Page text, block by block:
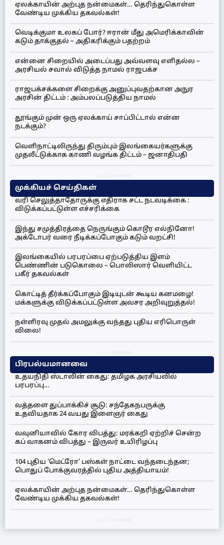
ஏலக்காயின் அற்புத நன்மைகள்… தெரிந்துகொள்ள
வேண்டிய முக்கிய தகவல்கள்!
வெடிக்குமா உலகப் போர்? ஈரான் மீது அமெரிக்காவின்
கடும் தாக்குதல் – அதிகரிக்கும் பதற்றம்
என்னை சிறையில் அடைப்பது அவ்வளவு எளிதல்ல –
அரசியல் சவால் விடுத்த நாமல் ராஜபக்ச
ராஜபக்சக்களை சிறைக்கு அனுப்புவதற்கான அநுர
அரசின் திட்டம் : அம்பலப்படுத்திய நாமல்
தூங்கும் முன் ஒரு ஏலக்காய் சாப்பிட்டால் என்ன
நடக்கும்?
வெளிநாட்டிலிருந்து திரும்பும் இலங்கையர்களுக்கு
முதலீட்டுக்காக காணி வழங்க திட்டம் – ஜனாதிபதி
முக்கியச் செய்திகள்
வரி செலுத்தாதோருக்கு எதிராக சட்ட நடவடிக்கை :
விடுக்கப்பட்டுள்ள எச்சரிக்கை
இந்து சமுத்திரத்தை நெருங்கும் கொடூர எல்நினோ!
அக்டோபர் வரை நீடிக்கப்போகும் கடும் வறட்சி!
இலங்கையில் பரபரப்பை ஏற்படுத்திய இளம்
பெண்ணின் படுகொலை – பொலிஸார் வெளியிட்ட
பகீர் தகவல்கள்
கொட்டித் தீர்க்கப்போகும் இடியுடன் கூடிய கனமழை!
மக்களுக்கு விடுக்கப்பட்டுள்ள அவசர அறிவுறுத்தல்!
நள்ளிரவு முதல் அமலுக்கு வந்தது புதிய எரிபொருள்
விலை!
பிரபல்யமானவை
உதயநிதி ஸ்டாலின் கைது: தமிழக அரசியலில்
பரபரப்பு…
வத்தளை துப்பாக்கிச் சூடு: சந்தேகநபருக்கு
உதவியதாக 24 வயது இளைஞர் கைது
வவுனியாவில் கோர விபத்து: மரக்கறி ஏற்றிச் சென்ற
கப் வாகனம் விபத்து – இருவர் உயிரிழப்பு
104 புதிய ‘மெட்ரோ’ பஸ்கள் நாட்டை வந்தடைந்தன;
பொதுப் போக்குவரத்தில் புதிய அத்தியாயம்!
ஏலக்காயின் அற்புத நன்மைகள்… தெரிந்துகொள்ள
வேண்டிய முக்கிய தகவல்கள்!